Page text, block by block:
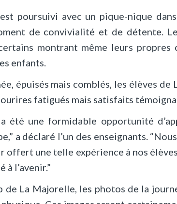
poursuivi avec un pique-nique
de convivialité et de détente.
certains montrant même leurs
enfants.
épuisés mais comblés, les élèves
fatigués mais satisfaits
été une formidable opportunité
a déclaré l’un des enseignants.
offert une telle expérience à nos
à l’avenir.”
de La Majorelle, les photos de la